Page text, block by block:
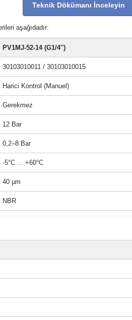
Teknik Dökümanı İnceleyin
aşağıdadır:
PV1MJ-52-14 (G1/4'')
30103010011 / 30103010015
Harici Kontrol (Manuel)
Gerekmez
12 Bar
0,2–8 Bar
-5°C ... +60°C
40 µm
NBR